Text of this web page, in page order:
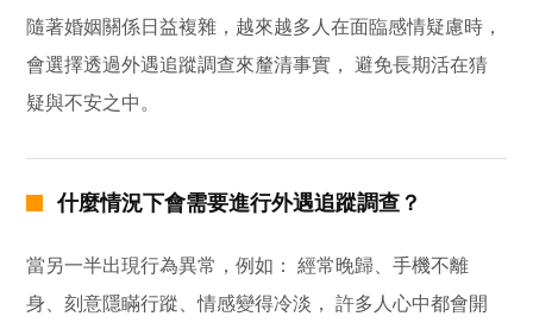
隨著婚姻關係日益複雜，越來越多人在面臨感情疑慮時，
會選擇透過外遇追蹤調查來釐清事實， 避免長期活在猜
疑與不安之中。
什麼情況下會需要進行外遇追蹤調查？
當另一半出現行為異常，例如： 經常晚歸、手機不離
身、刻意隱瞞行蹤、情感變得冷淡， 許多人心中都會開